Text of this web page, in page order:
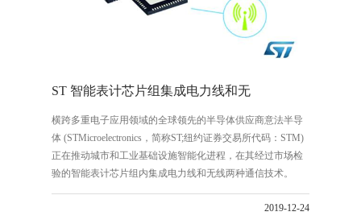
ST 智能表计芯片组集成电力线和无
横跨多重电子应用领域的全球领先的半导体供应商意法半导
体 (STMicroelectronics，简称ST;纽约证券交易所代码：STM)
正在推动城市和工业基础设施智能化进程，在其经过市场检
验的智能表计芯片组内集成电力线和无线两种通信技术。
2019-12-24